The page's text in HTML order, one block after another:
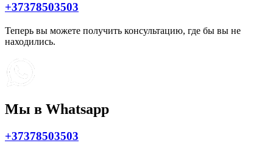
+37378503503
Теперь вы можете получить консультацию, где бы вы не
находились.
Мы в Whatsapp
+37378503503